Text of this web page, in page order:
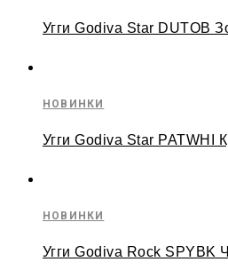
Угги Godiva Star DUTOB
НОВИНКИ
Угги Godiva Star PATWHI
НОВИНКИ
Угги Godiva Rock SPYBK